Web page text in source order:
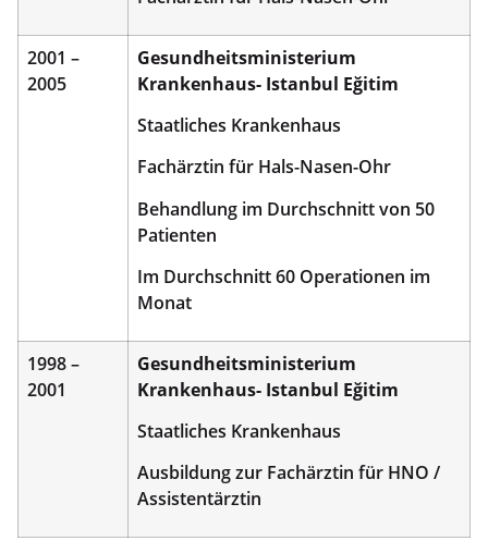
2001 –
2005
Gesundheitsministerium
Krankenhaus- Istanbul Eğitim
Staatliches Krankenhaus
Fachärztin für Hals-Nasen-Ohr
Behandlung im Durchschnitt von 50
Patienten
Im Durchschnitt 60 Operationen im
Monat
1998 –
2001
Gesundheitsministerium
Krankenhaus- Istanbul Eğitim
Staatliches Krankenhaus
Ausbildung zur Fachärztin für HNO /
Assistentärztin